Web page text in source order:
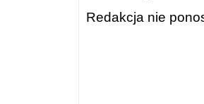
Redakcja nie